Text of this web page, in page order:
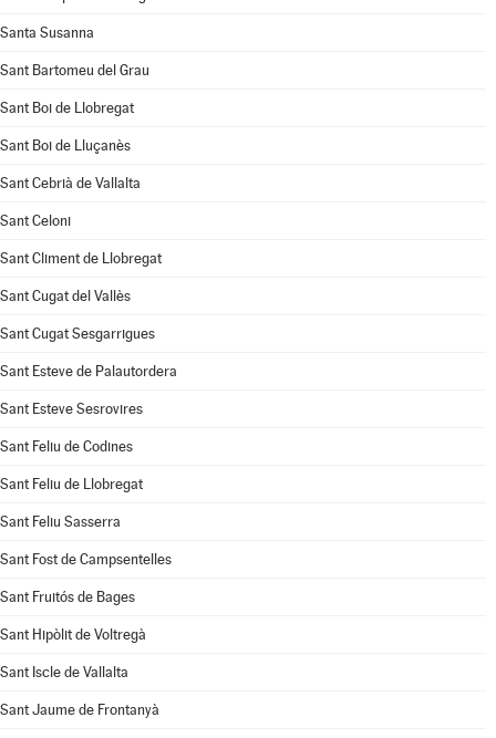
Santa Susanna
Sant Bartomeu del Grau
Sant Boi de Llobregat
Sant Boi de Lluçanès
Sant Cebrià de Vallalta
Sant Celoni
Sant Climent de Llobregat
Sant Cugat del Vallès
Sant Cugat Sesgarrigues
Sant Esteve de Palautordera
Sant Esteve Sesrovires
Sant Feliu de Codines
Sant Feliu de Llobregat
Sant Feliu Sasserra
Sant Fost de Campsentelles
Sant Fruitós de Bages
Sant Hipòlit de Voltregà
Sant Iscle de Vallalta
Sant Jaume de Frontanyà